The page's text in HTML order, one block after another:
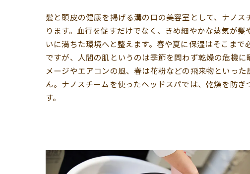
髪と頭皮の健康を掲げる溝の口の美容室として、ナノ
ります。血行を促すだけでなく、きめ細やかな蒸気が
いに満ちた環境へと整えます。春や夏に保湿はそこまで
ですが、人間の肌というのは季節を問わず乾燥の危機
メージやエアコンの風、春は花粉などの飛来物といっ
ん。ナノスチームを使ったヘッドスパでは、乾燥を防
す。